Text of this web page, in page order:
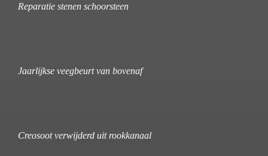
Reparatie stenen schoorsteen
Jaarlijkse veegbeurt van bovenaf
Creosoot verwijderd uit rookkanaal